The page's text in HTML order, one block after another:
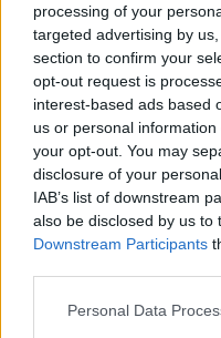
processing of your
targeted advertising by
section to confirm your
opt-out request is
interest-based ads based
us or personal
your opt-out. You may
disclosure of your
IAB’s list of downstream
also be disclosed by us to
Downstream Participants
Personal Data
PARAPOLITIKA
Premier League:
φινάλε η
ματσάρα η
Μπράιτον